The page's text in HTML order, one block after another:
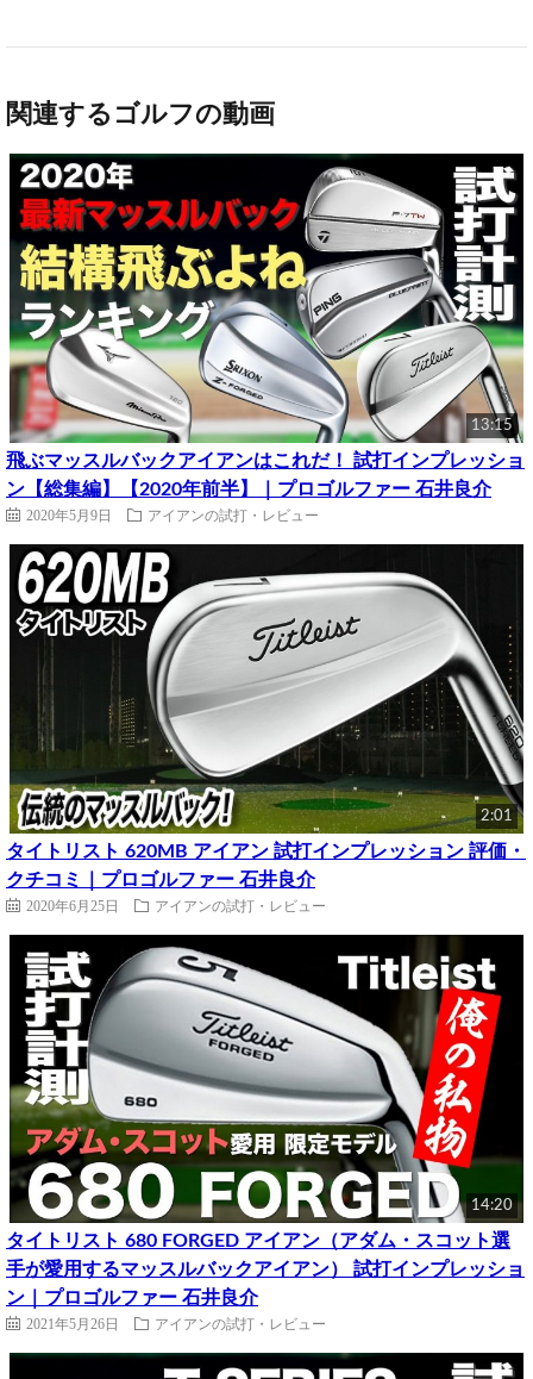
関連するゴルフの動画
13:15
飛ぶマッスルバックアイアンはこれだ！ 試打インプレッショ
ン【総集編】【2020年前半】｜プロゴルファー 石井良介
2020年5月9日 アイアンの試打・レビュー
2:01
タイトリスト 620MB アイアン 試打インプレッション 評価・
クチコミ｜プロゴルファー 石井良介
2020年6月25日 アイアンの試打・レビュー
14:20
タイトリスト 680 FORGED アイアン（アダム・スコット選
手が愛用するマッスルバックアイアン） 試打インプレッショ
ン｜プロゴルファー 石井良介
2021年5月26日 アイアンの試打・レビュー